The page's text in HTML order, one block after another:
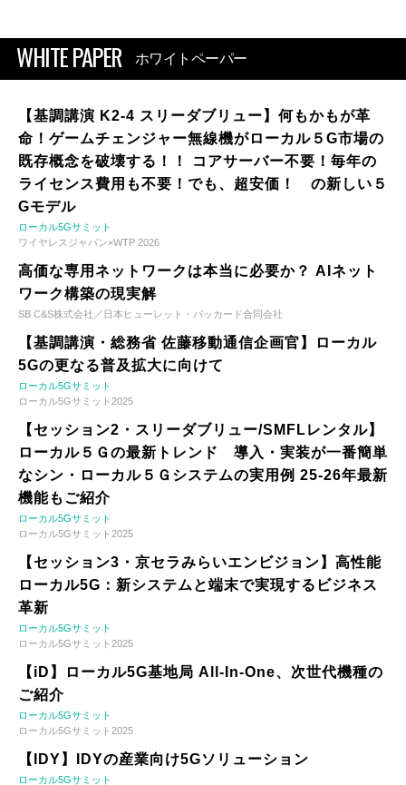
WHITE PAPER ホワイトペーパー
【基調講演 K2-4 スリーダブリュー】何もかもが革
命！ゲームチェンジャー無線機がローカル５G市場の
既存概念を破壊する！！ コアサーバー不要！毎年の
ライセンス費用も不要！でも、超安価！ の新しい５
Gモデル
ローカル5Gサミット
ワイヤレスジャパン×WTP 2026
高価な専用ネットワークは本当に必要か？ AIネット
ワーク構築の現実解
SB C&S株式会社／日本ヒューレット・パッカード合同会社
【基調講演・総務省 佐藤移動通信企画官】ローカル
5Gの更なる普及拡大に向けて
ローカル5Gサミット
ローカル5Gサミット2025
【セッション2・スリーダブリュー/SMFLレンタル】
ローカル５Ｇの最新トレンド 導入・実装が一番簡単
なシン・ローカル５Ｇシステムの実用例 25-26年最新
機能もご紹介
ローカル5Gサミット
ローカル5Gサミット2025
【セッション3・京セラみらいエンビジョン】高性能
ローカル5G：新システムと端末で実現するビジネス
革新
ローカル5Gサミット
ローカル5Gサミット2025
【iD】ローカル5G基地局 All-In-One、次世代機種の
ご紹介
ローカル5Gサミット
ローカル5Gサミット2025
【IDY】IDYの産業向け5Gソリューション
ローカル5Gサミット